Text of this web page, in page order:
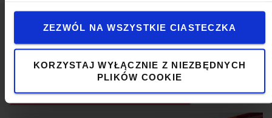
ZEZWÓL NA WSZYSTKIE CIASTECZKA
KORZYSTAJ WYŁĄCZNIE Z NIEZBĘDNYCH
PLIKÓW COOKIE
Popularny akcesoria
ZOBACZ NASZĄ OFERTĘ AKCESORIÓW